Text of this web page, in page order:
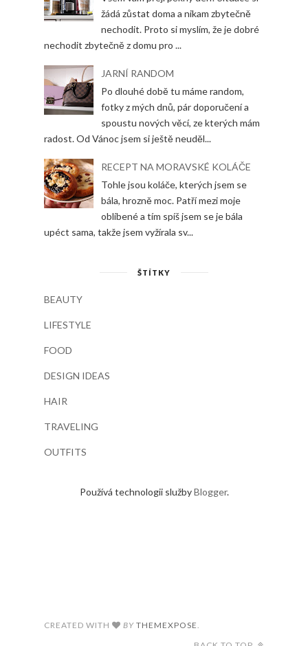
žádá zůstat doma a nikam zbytečně
nechodit. Proto si myslím, že je dobré
nechodit zbytečně z domu pro ...
JARNÍ RANDOM
Po dlouhé době tu máme random,
fotky z mých dnů, pár doporučení a
spoustu nových věcí, ze kterých mám
radost. Od Vánoc jsem si ještě neuděl...
RECEPT NA MORAVSKÉ KOLÁČE
Tohle jsou koláče, kterých jsem se
bála, hrozně moc. Patří mezi moje
oblíbené a tím spíš jsem se je bála
upéct sama, takže jsem vyžírala sv...
ŠTÍTKY
BEAUTY
LIFESTYLE
FOOD
DESIGN IDEAS
HAIR
TRAVELING
OUTFITS
Používá technologii službyBlogger.
CREATED WITH BY THEMEXPOSE